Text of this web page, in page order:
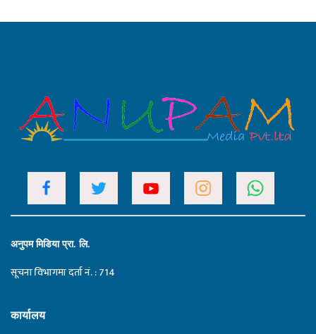
अनुपम मिडिया प्रा. लि.
सूचना विभागमा दर्ता नं. : 714
कार्यालय